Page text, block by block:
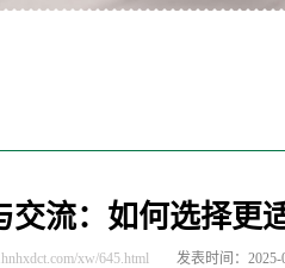
流：如何选择更
xw/645.html 发表时间：2025-